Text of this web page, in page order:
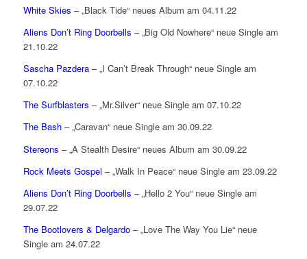
White Skies – „Black Tide“ neues Album am 04.11.22
Aliens Don’t Ring Doorbells – „Big Old Nowhere“ neue Single am
21.10.22
Sascha Pazdera– „I Can’t Break Through“ neue Single am
07.10.22
The Surfblasters – „Mr.Silver“ neue Single am 07.10.22
The Bash– „Caravan“ neue Single am 30.09.22
Stereons – „A Stealth Desire“ neues Album am 30.09.22
Rock Meets Gospel – „Walk In Peace“ neue Single am 23.09.22
Aliens Don’t Ring Doorbells – „Hello 2 You“ neue Single am
29.07.22
The Bootlovers & Delgardo– „Love The Way You Lie“ neue
Single am 24.07.22